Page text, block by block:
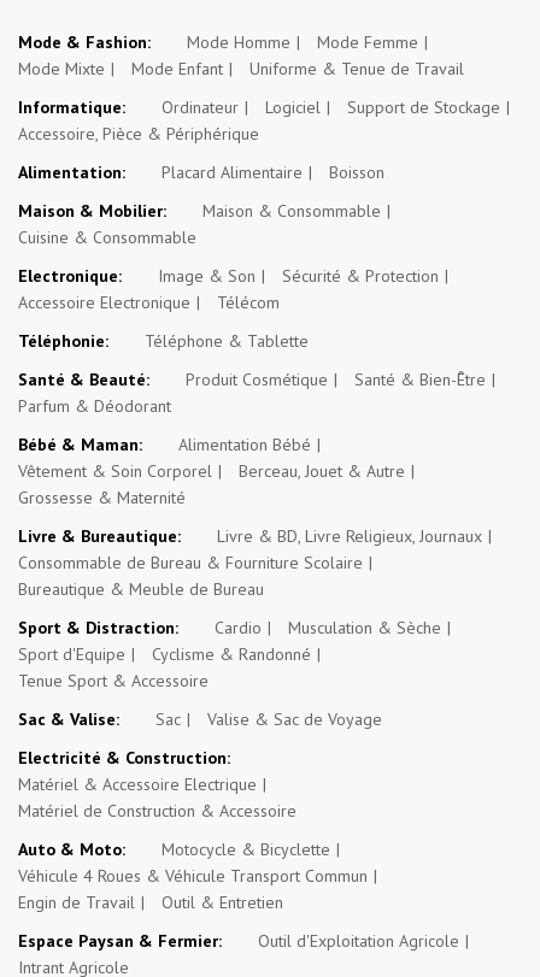
Mode & Fashion: Mode Homme
Mode Femme
Mode Mixte
Mode Enfant
Uniforme & Tenue de Travail
Informatique:
Ordinateur Logiciel
Support de Stockage
Accessoire, Pièce & Périphérique
Alimentation:
Placard Alimentaire
Boisson
Maison & Mobilier:
Maison & Consommable
Cuisine & Consommable
Electronique:
Image & Son
Sécurité & Protection
Accessoire Electronique
Télécom
Téléphonie:
Téléphone & Tablette
Santé & Beauté:
Produit Cosmétique
Santé & Bien-Être
Parfum & Déodorant
Bébé & Maman:
Alimentation Bébé
Vêtement & Soin Corporel
Berceau, Jouet & Autre
Grossesse & Maternité
Livre & Bureautique:
Livre & BD, Livre Religieux, Journaux
Consommable de Bureau & Fourniture Scolaire
Bureautique & Meuble de Bureau
Sport & Distraction:
Cardio
Musculation & Sèche
Sport d'Equipe
Cyclisme & Randonné
Tenue Sport & Accessoire
Sac & Valise:
Sac
Valise & Sac de Voyage
Electricité & Construction:
Matériel & Accessoire Electrique
Matériel de Construction & Accessoire
Auto & Moto:
Motocycle & Bicyclette
Véhicule 4 Roues & Véhicule Transport Commun
Engin de Travail
Outil & Entretien
Espace Paysan & Fermier:
Outil d'Exploitation Agricole
Intrant Agricole